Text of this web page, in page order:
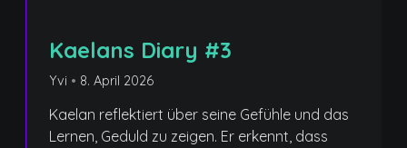
Kaelans Diary #3
Yvi • 8. April 2026
Kaelan reflektiert über seine Gefühle und das
Lernen, Geduld zu zeigen. Er erkennt, dass